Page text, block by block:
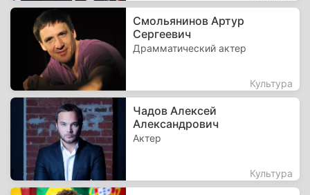
Смольянинов Артур
Сергеевич
Драмматический актер
Культура
Чадов Алексей
Александрович
Актер
Культура